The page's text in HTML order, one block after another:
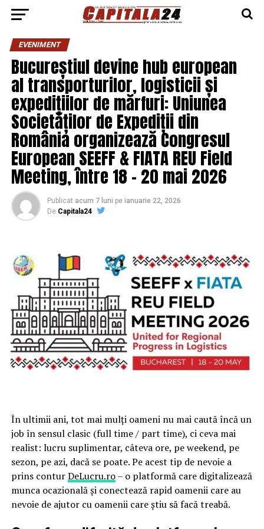
EVENIMENT
Bucureștiul devine hub european
al transporturilor, logisticii și
expedițiilor de mărfuri: Uniunea
Societăților de Expediții din
România organizează Congresul
European SEEFF & FIATA REU Field
Meeting, între 18 – 20 mai 2026
Publicat acum 7 luni pe ianuarie 22, 2026
De Capitala24
În ultimii ani, tot mai mulți oameni nu mai caută încă un
job în sensul clasic (full time / part time), ci ceva mai
realist: lucru suplimentar, câteva ore, pe weekend, pe
sezon, pe azi, dacă se poate. Pe acest tip de nevoie a
prins conturDeLucru.ro– o platformă care digitalizează
munca ocazională și conectează rapid oamenii care au
nevoie de ajutor cu oamenii care știu să facă treabă.